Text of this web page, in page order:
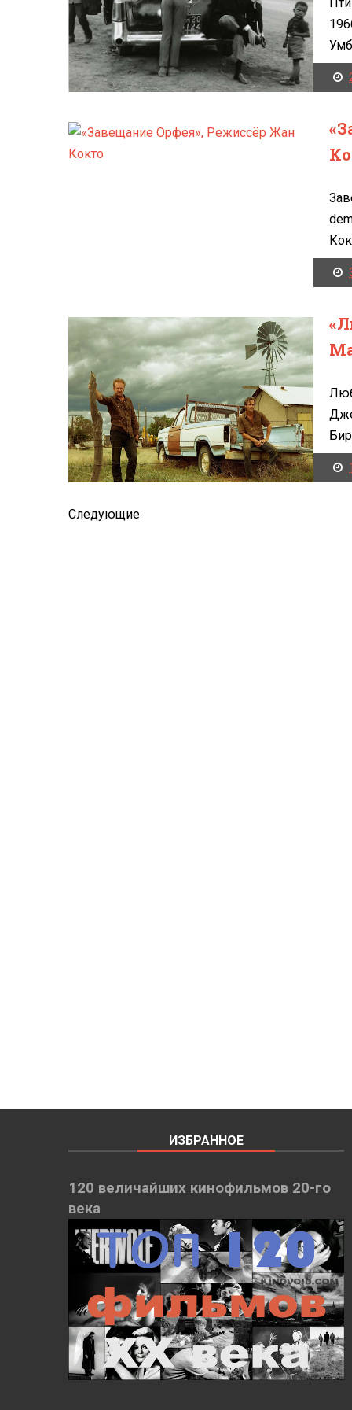
Следующие
ИЗБРАННОЕ
120 величайших кинофильмов 20-го
века